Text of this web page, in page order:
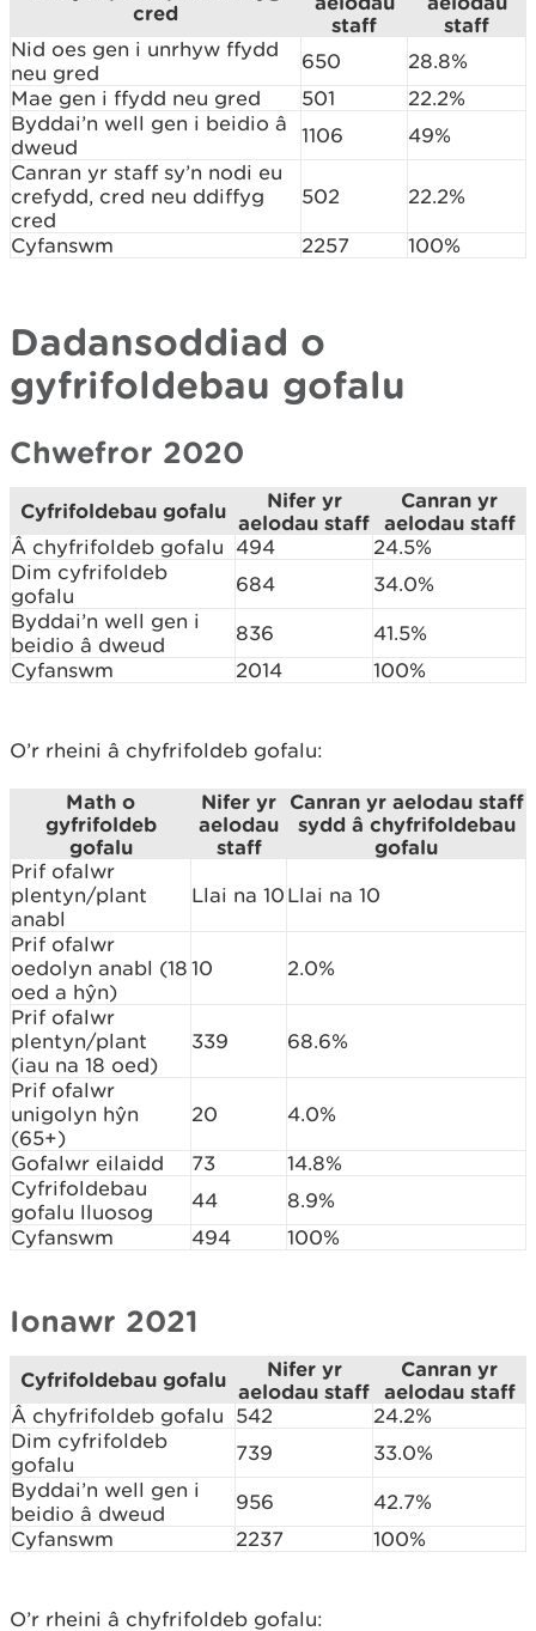
cred
staff
staff
Nid oes gen i unrhyw ffydd
neu gred
650
28.8%
Mae gen i ffydd neu gred
501
22.2%
Byddai’n well gen i beidio â
dweud
1106
49%
Canran yr staff sy’n nodi eu
crefydd, cred neu ddiffyg
cred
502 22.2%
Cyfanswm 2257 100%
Dadansoddiad o
gyfrifoldebau gofalu
Chwefror 2020
Cyfrifoldebau gofalu
Nifer yr
aelodau staff
Canran yr
aelodau staff
Â chyfrifoldeb gofalu 494
24.5%
Dim cyfrifoldeb
gofalu
684
34.0%
Byddai’n well gen i
beidio â dweud
836
41.5%
Cyfanswm
2014 100%
O’r rheini â chyfrifoldeb gofalu:
Math o
gyfrifoldeb
gofalu
Nifer yr
aelodau
staff
Canran yr aelodau staff
sydd â chyfrifoldebau
gofalu
Prif ofalwr
plentyn/plant
anabl
Llai na 10 Llai na 10
Prif ofalwr
oedolyn anabl (18
oed a hŷn)
10 2.0%
Prif ofalwr
plentyn/plant
(iau na 18 oed)
339 68.6%
Prif ofalwr
unigolyn hŷn
(65+)
20 4.0%
Gofalwr eilaidd 73
14.8%
Cyfrifoldebau
gofalu lluosog
44
8.9%
Cyfanswm
494 100%
Ionawr 2021
Cyfrifoldebau gofalu
Nifer yr
aelodau staff
Canran yr
aelodau staff
Â chyfrifoldeb gofalu 542
24.2%
Dim cyfrifoldeb
gofalu
739
33.0%
Byddai’n well gen i
beidio â dweud
956
42.7%
Cyfanswm
2237 100%
O’r rheini â chyfrifoldeb gofalu: